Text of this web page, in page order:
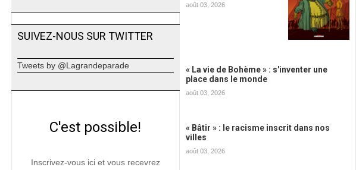
SUIVEZ-NOUS SUR TWITTER
Tweets by @Lagrandeparade
C'est possible!
Inscrivez-vous ici et vous recevrez
août 03, 2026
« La vie de Bohème » : s'inventer une
place dans le monde
août 03, 2026
« Bâtir » : le racisme inscrit dans nos
villes
août 03, 2026